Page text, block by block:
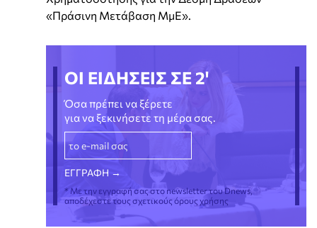
«Πράσινη Μετάβαση ΜμΕ».
ΟΙ ΕΙΔΗΣΕΙΣ ΣΕ 2'
Όσα πρέπει να ξέρετε
για να ξεκινήσετε τη μέρα σας.
* Με την εγγραφή σας στο newsletter του Dnews,
αποδέχεστε τους σχετικούς όρους χρήσης